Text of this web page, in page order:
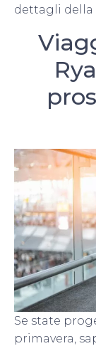
dettagli della
Se state
primavera,